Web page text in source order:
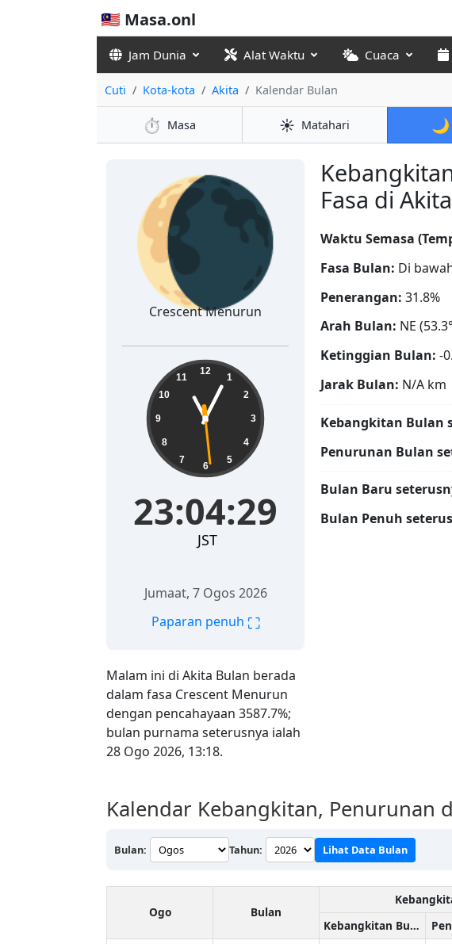
🇲🇾 Masa.onl
Jam Dunia Alat Waktu Cuaca
Cuti Kota-kota Akita Kalendar Bulan
⏱️ Masa ☀️ Matahari 🌙
Fasa di
Malam ini di Akita Bulan berada
dalam fasa Crescent Menurun
dengan pencahayaan 3587.7%;
bulan purnama seterusnya ialah
28 Ogo 2026, 13:18.
🌘
Crescent Menurun
23:04:30 12
1
2
3
4
5
6
7
8
9
10
11
23:04:30
JST
Jumaat, 7 Ogos 2026
Paparan penuh ⛶
Waktu Semasa
Fasa Bulan: Di
Penerangan: 31.8%
Arah Bulan: NE
Ketinggian Bulan: -
Jarak Bulan: N/A km
Kebangkitan Bulan
Penurunan Bulan
Bulan Baru
Bulan Penuh
Kalendar Kebangkitan, Penurunan
Bulan: Tahun: Lihat Data Bulan
Ogo Bulan
Kebangkitan Bulan